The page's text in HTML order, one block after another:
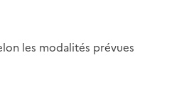
les modalités prévues